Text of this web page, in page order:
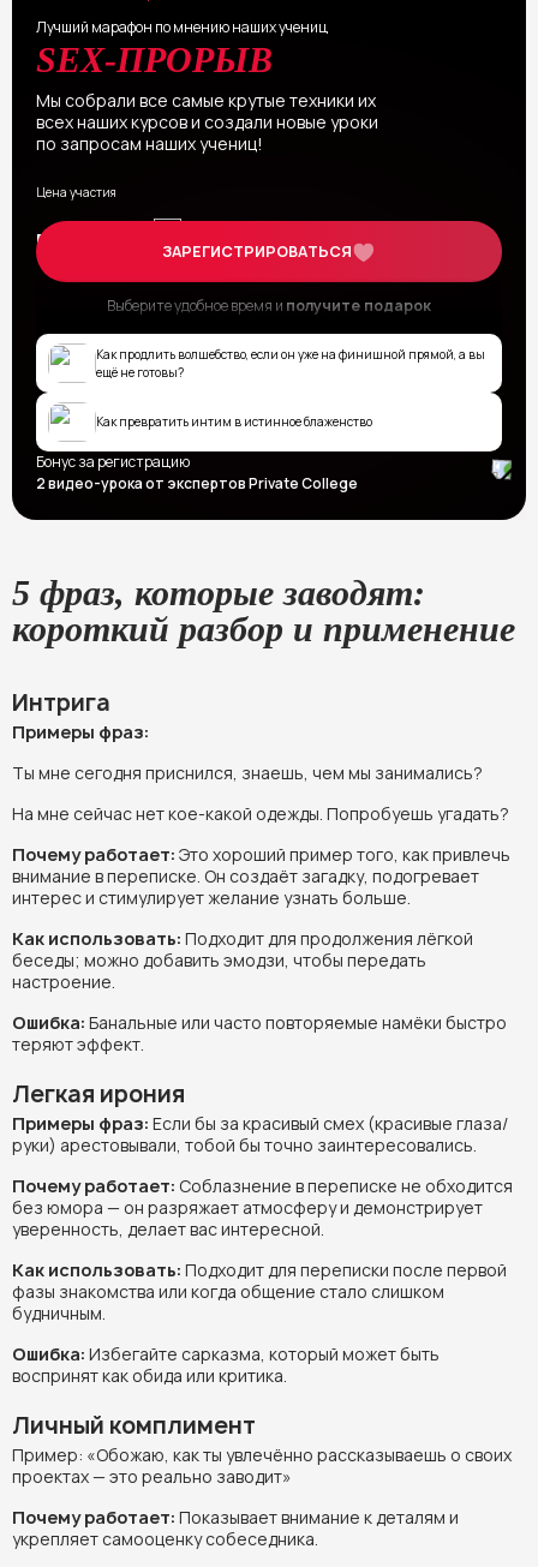
Лучший марафон по мнению наших учениц
SEX-ПРОРЫВ
Мы собрали все самые крутые техники их
всех наших курсов и создали новые уроки
по запросам наших учениц!
Цена участия
БЕСПЛАТНО
ЗАРЕГИСТРИРОВАТЬСЯ
Выберите удобное время и получите подарок
Как продлить волшебство, если он уже на финишной прямой, а вы
ещё не готовы?
Как превратить интим в истинное блаженство
Бонус за регистрацию
2 видео-урока от экспертов Privatе College
5 фраз, которые заводят:
короткий разбор и применение
Интрига
Примеры фраз:
Ты мне сегодня приснился, знаешь, чем мы занимались?
На мне сейчас нет кое-какой одежды. Попробуешь угадать?
Почему работает: Это хороший пример того, как привлечь
внимание в переписке. Он создаёт загадку, подогревает
интерес и стимулирует желание узнать больше.
Как использовать: Подходит для продолжения лёгкой
беседы; можно добавить эмодзи, чтобы передать
настроение.
Ошибка: Банальные или часто повторяемые намёки быстро
теряют эффект.
Легкая ирония
Примеры фраз: Если бы за красивый смех (красивые глаза/
руки) арестовывали, тобой бы точно заинтересовались.
Почему работает: Соблазнение в переписке не обходится
без юмора — он разряжает атмосферу и демонстрирует
уверенность, делает вас интересной.
Как использовать: Подходит для переписки после первой
фазы знакомства или когда общение стало слишком
будничным.
Ошибка: Избегайте сарказма, который может быть
воспринят как обида или критика.
Личный комплимент
Пример: «Обожаю, как ты увлечённо рассказываешь о своих
проектах — это реально заводит»
Почему работает: Показывает внимание к деталям и
укрепляет самооценку собеседника.